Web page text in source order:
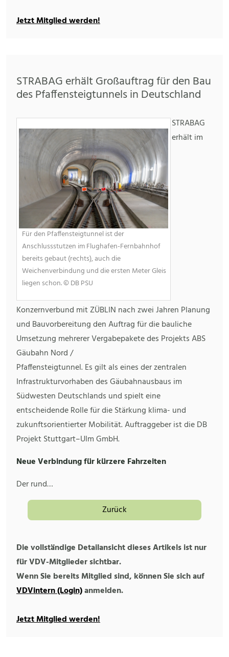
Jetzt Mitglied werden!
STRABAG erhält Großauftrag für den Bau
des Pfaffensteigtunnels in Deutschland
Für den Pfaffensteigtunnel ist der
Anschlussstutzen im Flughafen-Fernbahnhof
bereits gebaut (rechts), auch die
Weichenverbindung und die ersten Meter Gleis
liegen schon. © DB PSU
STRABAG
erhält im
Konzernverbund mit ZÜBLIN nach zwei Jahren Planung
und Bauvorbereitung den Auftrag für die bauliche
Umsetzung mehrerer Vergabepakete des Projekts ABS
Gäubahn Nord /
Pfaffensteigtunnel. Es gilt als eines der zentralen
Infrastrukturvorhaben des Gäubahnausbaus im
Südwesten Deutschlands und spielt eine
entscheidende Rolle für die Stärkung klima- und
zukunftsorientierter Mobilität. Auftraggeber ist die DB
Projekt Stuttgart–Ulm GmbH.
Neue Verbindung für kürzere Fahrzeiten
Der rund…
Zurück
Die vollständige Detailansicht dieses Artikels ist nur
für VDV-Mitglieder sichtbar.
Wenn Sie bereits Mitglied sind, können Sie sich auf
VDVintern (Login)anmelden.
Jetzt Mitglied werden!